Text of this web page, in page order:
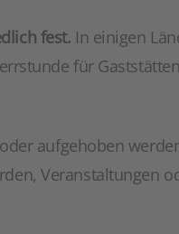
fest. In einigen
für
aufgehoben
Veranstaltungen